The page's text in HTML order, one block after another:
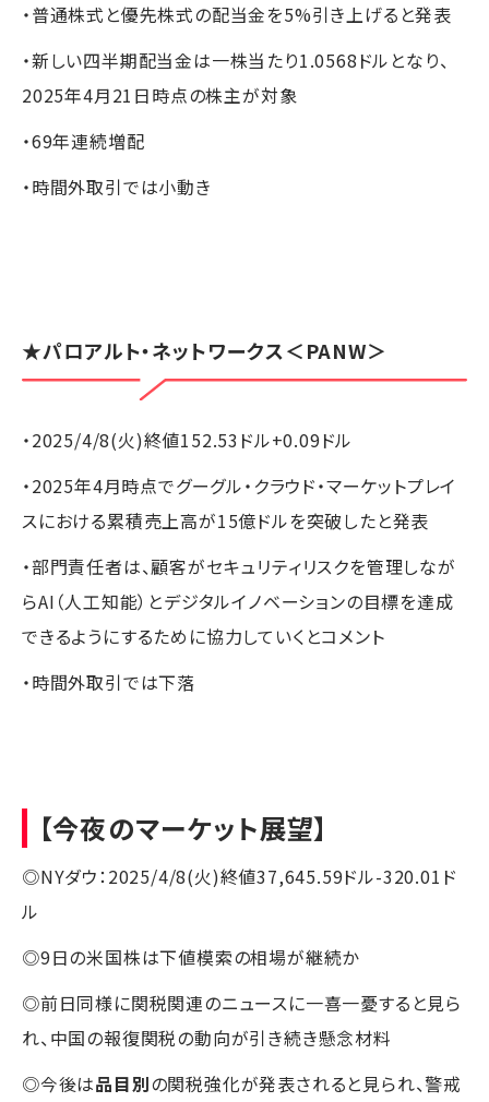
・普通株式と優先株式の配当金を5%引き上げると発表
・新しい四半期配当金は一株当たり1.0568ドルとなり、
2025年4月21日時点の株主が対象
・69年連続増配
・時間外取引では小動き
★パロアルト・ネットワークス＜PANW＞
・2025/4/8(火)終値152.53ドル+0.09ドル
・2025年4月時点でグーグル・クラウド・マーケットプレイ
スにおける累積売上高が15億ドルを突破したと発表
・部門責任者は、顧客がセキュリティリスクを管理しなが
らAI（人工知能）とデジタルイノベーションの目標を達成
できるようにするために協力していくとコメント
・時間外取引では下落
【今夜のマーケット展望】
◎NYダウ：2025/4/8(火)終値37,645.59ドル-320.01ド
ル
◎9日の米国株は下値模索の相場が継続か
◎前日同様に関税関連のニュースに一喜一憂すると見ら
れ、中国の報復関税の動向が引き続き懸念材料
◎今後は品目別の関税強化が発表されると見られ、警戒